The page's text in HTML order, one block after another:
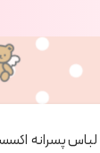
لباس پسرانه